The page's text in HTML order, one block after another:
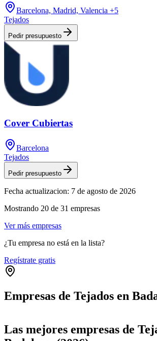
Barcelona, Madrid, Valencia +5
Tejados
Pedir presupuesto
Cover Cubiertas
Barcelona
Tejados
Pedir presupuesto
Fecha actualizacion: 7 de agosto de 2026
Mostrando 20 de 31 empresas
Ver más empresas
¿Tu empresa no está en la lista?
Regístrate gratis
Empresas de Tejados en
+
Las mejores empresas de